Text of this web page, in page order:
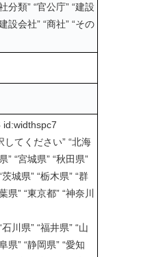
分類” “官公庁” “建設
設会社” “商社” “その
id:widthspc7
てください” “北海
” “宮城県” “秋田県”
城県” “栃木県” “群
県” “東京都” “神奈川
川県” “福井県” “山
県” “静岡県” “愛知